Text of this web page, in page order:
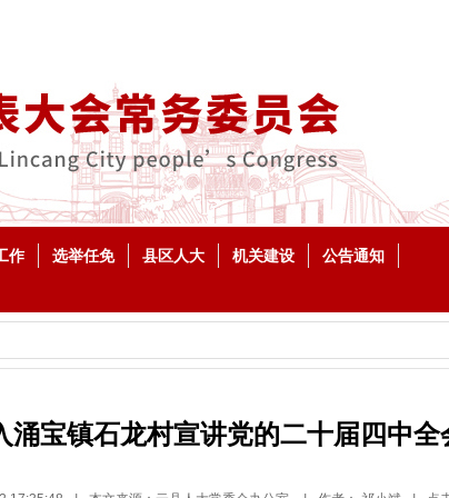
作 选举任免 县区人大 机关建设
公告通知
涌宝镇石龙村宣讲党的二十届四中全